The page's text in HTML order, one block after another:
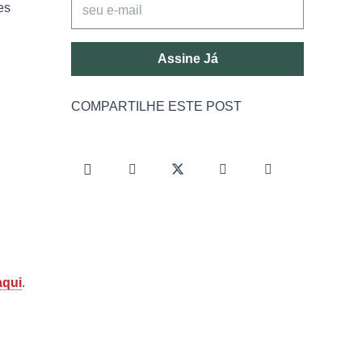
.
Assine Já
COMPARTILHE ESTE POST